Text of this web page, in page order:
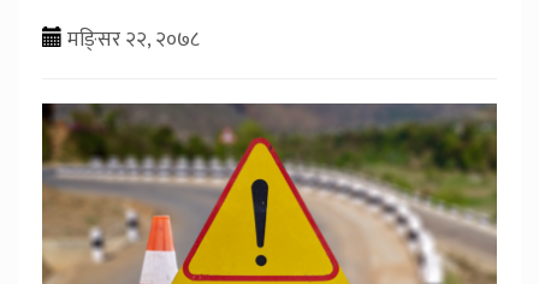
मङि्सर २२, २०७८